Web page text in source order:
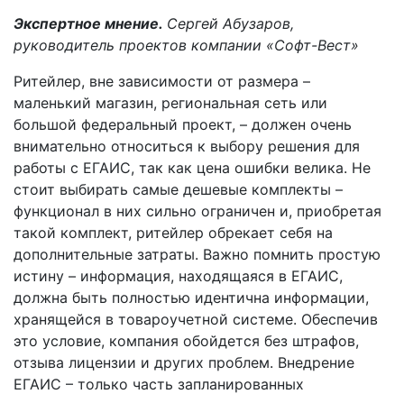
Экспертное мнение. Сергей Абузаров,
руководитель проектов компании «Софт-Вест»
Ритейлер, вне зависимости от размера –
маленький магазин, региональная сеть или
большой федеральный проект, – должен очень
внимательно относиться к выбору решения для
работы с ЕГАИС, так как цена ошибки велика. Не
стоит выбирать самые дешевые комплекты –
функционал в них сильно ограничен и, приобретая
такой комплект, ритейлер обрекает себя на
дополнительные затраты. Важно помнить простую
истину – информация, находящаяся в ЕГАИС,
должна быть полностью идентична информации,
хранящейся в товароучетной системе. Обеспечив
это условие, компания обойдется без штрафов,
отзыва лицензии и других проблем. Внедрение
ЕГАИС – только часть запланированных